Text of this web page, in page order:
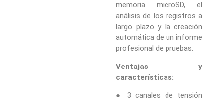
memoria microSD, el
análisis de los registros a
largo plazo y la creación
automática de un informe
profesional de pruebas.
Ventajas y
características:
● 3 canales de tensión